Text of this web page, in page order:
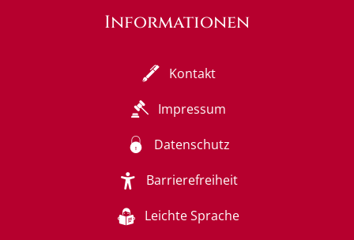
Informationen
Kontakt
Impressum
Datenschutz
Barrierefreiheit
Leichte Sprache